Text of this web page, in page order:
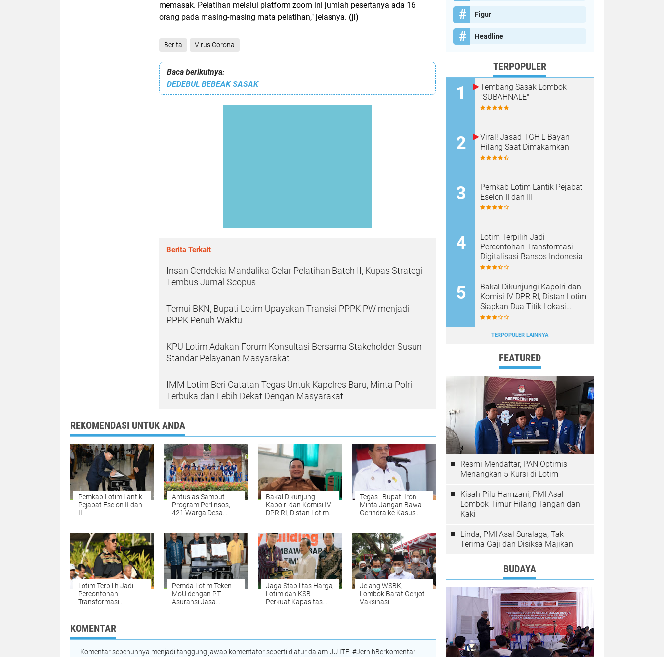
memasak. Pelatihan melalui platform zoom ini jumlah pesertanya ada 16
orang pada masing-masing mata pelatihan," jelasnya. (jl)
Berita Virus Corona
Baca berikutnya:
DEDEBUL BEBEAK SASAK
Berita Terkait
Insan Cendekia Mandalika Gelar Pelatihan Batch II, Kupas Strategi
Tembus Jurnal Scopus
Temui BKN, Bupati Lotim Upayakan Transisi PPPK-PW menjadi
PPPK Penuh Waktu
KPU Lotim Adakan Forum Konsultasi Bersama Stakeholder Susun
Standar Pelayanan Masyarakat
IMM Lotim Beri Catatan Tegas Untuk Kapolres Baru, Minta Polri
Terbuka dan Lebih Dekat Dengan Masyarakat
REKOMENDASI UNTUK ANDA
Pemkab Lotim Lantik
Pejabat Eselon II dan
III
Antusias Sambut
Program Perlinsos,
421 Warga Desa
Satu Hari
Bakal Dikunjungi
Kapolri dan Komisi IV
DPR RI, Distan Lotim
Bawang Putih
Tegas : Bupati Iron
Minta Jangan Bawa
Gerindra ke Kasus
Lotim Terpilih Jadi
Percontohan
Transformasi
Pemda Lotim Teken
MoU dengan PT
Asuransi Jasa
Jaga Stabilitas Harga,
Lotim dan KSB
Perkuat Kapasitas
Jelang WSBK,
Lombok Barat Genjot
Vaksinasi
KOMENTAR
Komentar sepenuhnya menjadi tanggung jawab komentator seperti diatur dalam UU ITE. #JernihBerkomentar
Figur
Headline
TERPOPULER
Tembang Sasak Lombok
"SUBAHNALE"
Viral! Jasad TGH L Bayan
Hilang Saat Dimakamkan
Pemkab Lotim Lantik Pejabat
Eselon II dan III
Lotim Terpilih Jadi
Percontohan Transformasi
Digitalisasi Bansos Indonesia
Bakal Dikunjungi Kapolri dan
Komisi IV DPR RI, Distan Lotim
Siapkan Dua Titik Lokasi
Panen Raya Bawang Putih
TERPOPULER LAINNYA
FEATURED
Resmi Mendaftar, PAN Optimis
Menangkan 5 Kursi di Lotim
Kisah Pilu Hamzani, PMI Asal
Lombok Timur Hilang Tangan dan
Kaki
Linda, PMI Asal Suralaga, Tak
Terima Gaji dan Disiksa Majikan
BUDAYA